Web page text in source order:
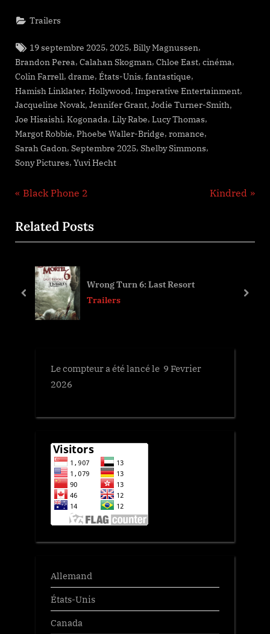
Trailers
Tags:
19 septembre 2025, 2025,Billy Magnussen,
Brandon Perea, Calahan Skogman, Chloe East, cinéma,
Colin Farrell, drame, États-Unis, fantastique,
Hamish Linklater, Hollywood, Imperative Entertainment,
Jacqueline Novak, Jennifer Grant, Jodie Turner-Smith,
Joe Hisaishi, Kogonada, Lily Rabe, Lucy Thomas,
Margot Robbie, Phoebe Waller-Bridge, romance,
Sarah Gadon, Septembre 2025, Shelby Simmons,
Sony Pictures, Yuvi Hecht
Navigation
de
l’article
P
e
v
u
Black Phone 2
N
t
Kindred
Related Posts
Wrong Turn 6: Last Resort
Trailers
prev next
Le compteur a été lancé le 9 Fevrier
2026
Allemand
États-Unis
Canada